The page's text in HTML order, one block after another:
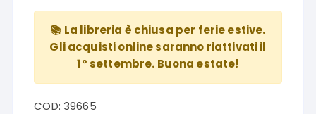
📚 La libreria è chiusa per ferie estive.
Gli acquisti online saranno riattivati il
1° settembre. Buona estate!
COD: 39665